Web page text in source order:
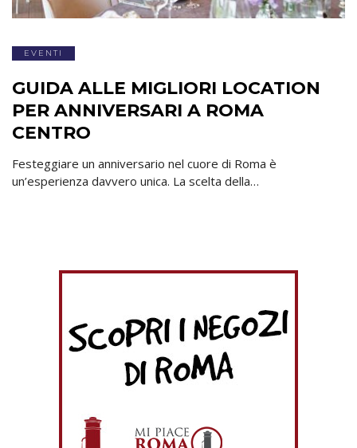
EVENTI
GUIDA ALLE MIGLIORI LOCATION
PER ANNIVERSARI A ROMA
CENTRO
Festeggiare un anniversario nel cuore di Roma è
un’esperienza davvero unica. La scelta della…